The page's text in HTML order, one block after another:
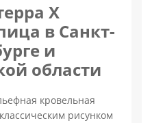
X
в Санкт-
и
области
кровельная
рисунком